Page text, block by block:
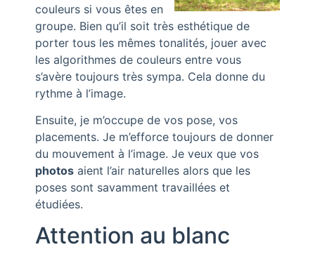
couleurs si vous êtes en
groupe. Bien qu’il soit très esthétique de
porter tous les mêmes tonalités, jouer avec
les algorithmes de couleurs entre vous
s’avère toujours très sympa. Cela donne du
rythme à l’image.
Ensuite, je m’occupe de vos pose, vos
placements. Je m’efforce toujours de donner
du mouvement à l’image. Je veux que vos
photos aient l’air naturelles alors que les
poses sont savamment travaillées et
étudiées.
Attention au blanc